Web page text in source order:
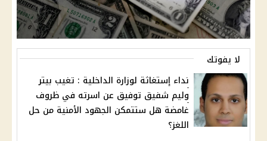
لا يفوتك
نداء إستغاثة لوزارة الداخلية : تغيب بيتر
وليم شفيق توفيق عن اسرته في ظروف
غامضة هل ستتمكن الجهود الأمنية من حل
اللغز؟